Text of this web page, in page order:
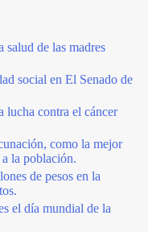
salud de las madres
social en El Senado de
lucha contra el cáncer
como la mejor
la población.
de pesos en la
el día mundial de la